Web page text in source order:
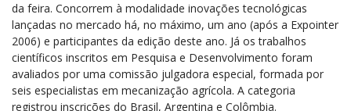
da feira. Concorrem à modalidade inovações tecnológicas
lançadas no mercado há, no máximo, um ano (após a Expointer
2006) e participantes da edição deste ano. Já os trabalhos
científicos inscritos em Pesquisa e Desenvolvimento foram
avaliados por uma comissão julgadora especial, formada por
seis especialistas em mecanização agrícola. A categoria
registrou inscrições do Brasil, Argentina e Colômbia.